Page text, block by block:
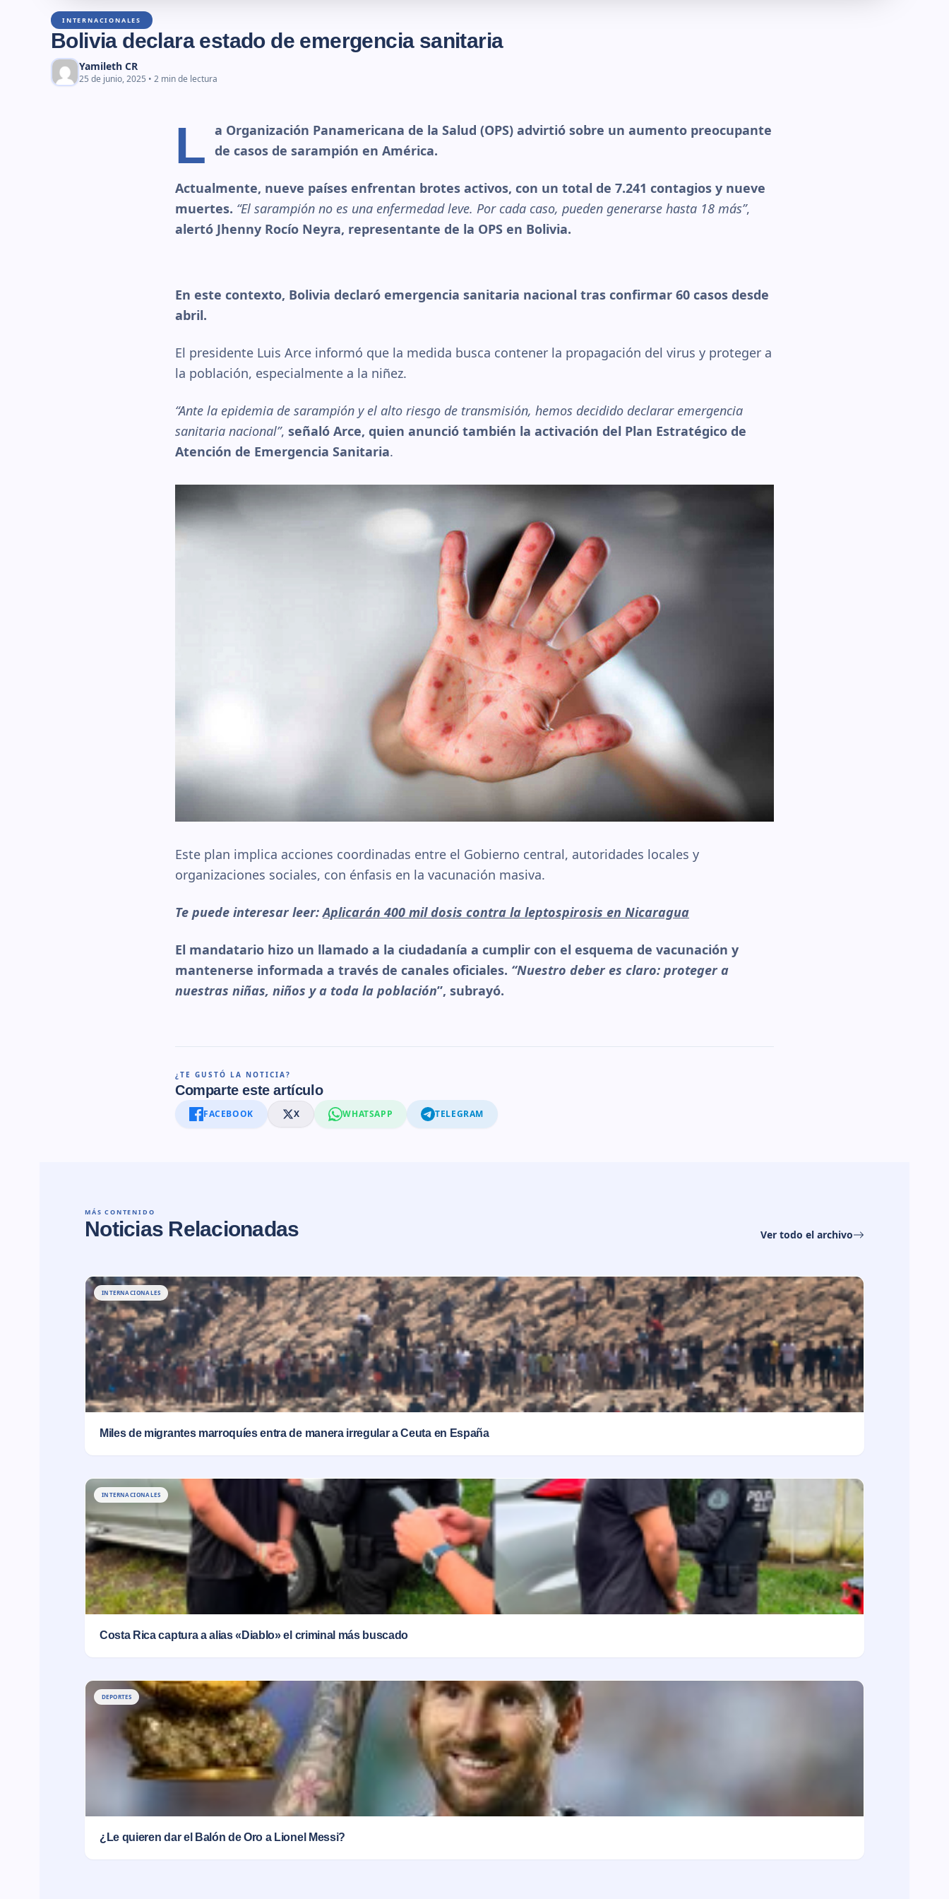
INTERNACIONALES
Bolivia declara estado de emergencia sanitaria
Yamileth CR
25 de junio, 2025 • 2 min de lectura
L a Organización Panamericana de la Salud (OPS) advirtió sobre un aumento preocupante
de casos de sarampión en América.
Actualmente, nueve países enfrentan brotes activos, con un total de 7.241 contagios y nueve
muertes. “El sarampión no es una enfermedad leve. Por cada caso, pueden generarse hasta 18 más”,
alertó Jhenny Rocío Neyra, representante de la OPS en Bolivia.
En este contexto, Bolivia declaró emergencia sanitaria nacional tras confirmar 60 casos desde
abril.
El presidente Luis Arce informó que la medida busca contener la propagación del virus y proteger a
la población, especialmente a la niñez.
“Ante la epidemia de sarampión y el alto riesgo de transmisión, hemos decidido declarar emergencia
sanitaria nacional”, señaló Arce, quien anunció también la activación del Plan Estratégico de
Atención de Emergencia Sanitaria.
Este plan implica acciones coordinadas entre el Gobierno central, autoridades locales y
organizaciones sociales, con énfasis en la vacunación masiva.
Te puede interesar leer:Aplicarán 400 mil dosis contra la leptospirosis en Nicaragua
El mandatario hizo un llamado a la ciudadanía a cumplir con el esquema de vacunación y
mantenerse informada a través de canales oficiales. “Nuestro deber es claro: proteger a
nuestras niñas, niños y a toda la población”, subrayó.
¿TE GUSTÓ LA NOTICIA?
Comparte este artículo
FACEBOOK X WHATSAPP TELEGRAM
MÁS CONTENIDO
Noticias Relacionadas Ver todo el archivo
INTERNACIONALES
Miles de migrantes marroquíes entra de manera irregular a Ceuta en España
INTERNACIONALES
Costa Rica captura a alias «Diablo» el criminal más buscado
DEPORTES
¿Le quieren dar el Balón de Oro a Lionel Messi?